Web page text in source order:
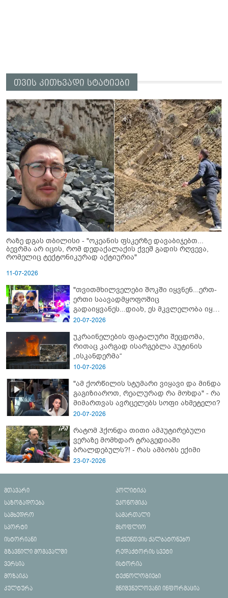
თვის კითხვადი სტატიები
რაზე დგას თბილისი - "ოკეანის ფსკერზე დავაბიჯებთ...
ბევრმა არ იცის, რომ დედაქალაქის ქვეშ გადის რღვევა,
რომელიც ტექტონიკურად აქტიურია"
11-07-2026
"თვითმხილველები შოკში იყვნენ...ერთ-
ერთი საავადმყოფოშიც
გადაიყვანეს...დიახ, ეს მკვლელობა იყო"
- გორში დატრიალებული ტრაგედიის
20-07-2026
უკრაინელების ფატალური შეცდომა,
რითაც კარგად ისარგებლა პუტინის
„ისკანდერმა“
10-07-2026
"ამ ქორწილის სტუმარი ვიყავი და მინდა
გაგიზიაროთ, რეალურად რა მოხდა" - რა
მიმართვას ავრცელებს სოფი ახმეტელი?
20-07-2026
რატომ ჰქონდა თითი ამპუტირებული
ვერაზე მომხდარ ტრაგედიაში
ბრალდებულს?! - რას ამბობს ექიმი
23-07-2026
მთავარი
პოლიტიკა
საზოგადოება
ეკონომიკა
სამხედრო
სამართალი
სპორტი
მსოფლიო
ისტორიანი
თქვენთვის ქალბატონებო
გზავნილი მომავალში
რედაქტორის სვეტი
ვერსია
ისტორია
მოზაიკა
ტექნოლოგიები
კულტურა
მნიშვნელოვანი ინფორმაცია